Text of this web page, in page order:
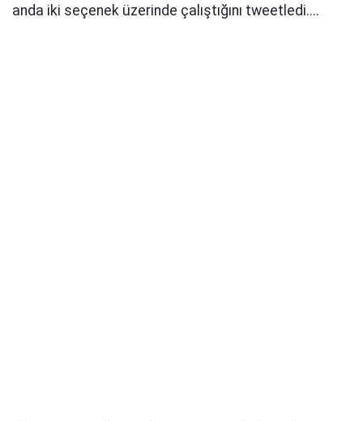
anda iki seçenek üzerinde çalıştığını tweetledi....